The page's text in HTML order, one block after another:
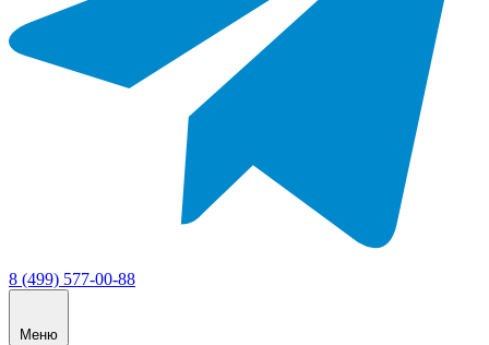
8 (499) 577-00-88
Меню